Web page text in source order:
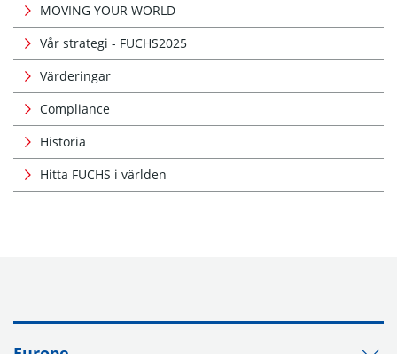
MOVING YOUR WORLD
Vår strategi - FUCHS2025
Värderingar
Compliance
Historia
Hitta FUCHS i världen